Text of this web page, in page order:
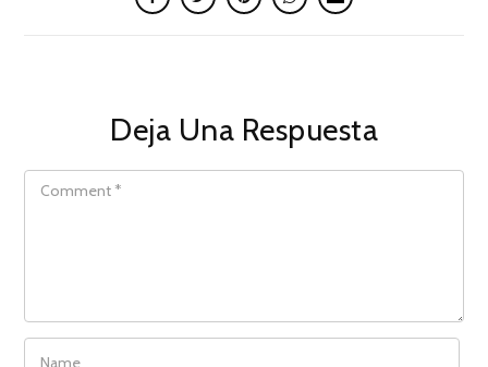
Deja Una Respuesta
COMMENT
NAME